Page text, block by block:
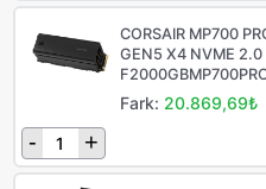
CORSAIR MP700
GEN5 X4 NVME 2.0
Fark: 20.869,69₺
- +